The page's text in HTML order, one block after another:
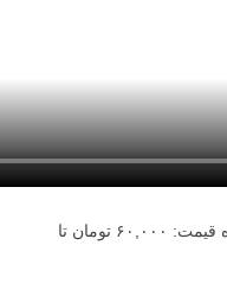
محدوده قیمت: ۶۰,۰۰۰ تومان تا